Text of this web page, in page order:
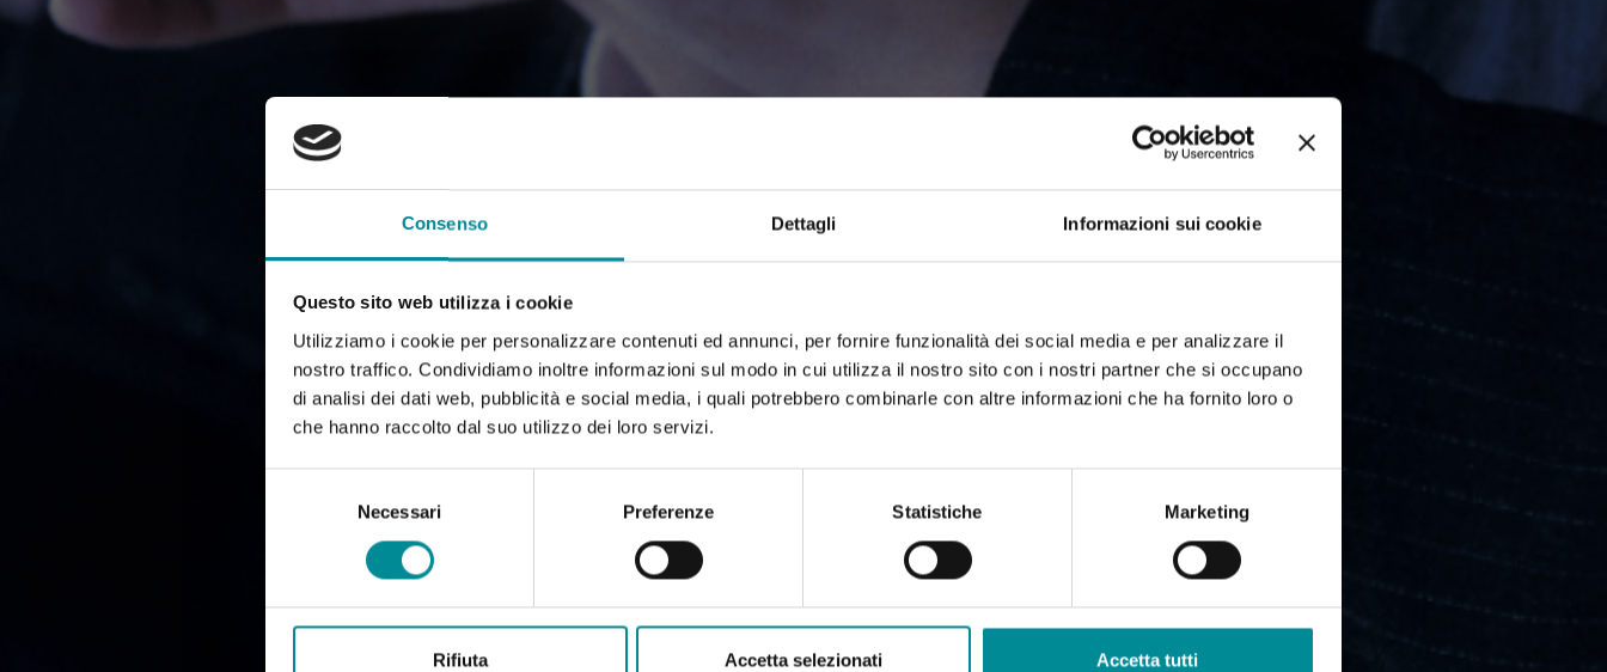
Consenso Dettagli Informazioni sui cookie
Questo sito web utilizza i cookie
Utilizziamo i cookie per personalizzare contenuti ed annunci, per fornire funzionalità dei social media e per analizzare il
nostro traffico. Condividiamo inoltre informazioni sul modo in cui utilizza il nostro sito con i nostri partner che si occupano
di analisi dei dati web, pubblicità e social media, i quali potrebbero combinarle con altre informazioni che ha fornito loro o
che hanno raccolto dal suo utilizzo dei loro servizi.
Necessari Preferenze Statistiche Marketing
Rifiuta Accetta selezionati Accetta tutti